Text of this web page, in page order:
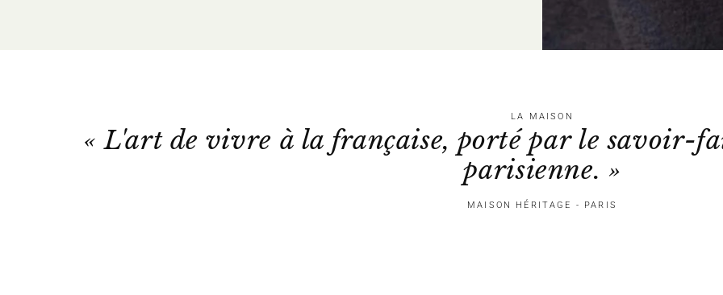
LA MAISON
« L'art de vivre à la française, porté par le savoir-
parisienne. »
MAISON HÉRITAGE - PARIS